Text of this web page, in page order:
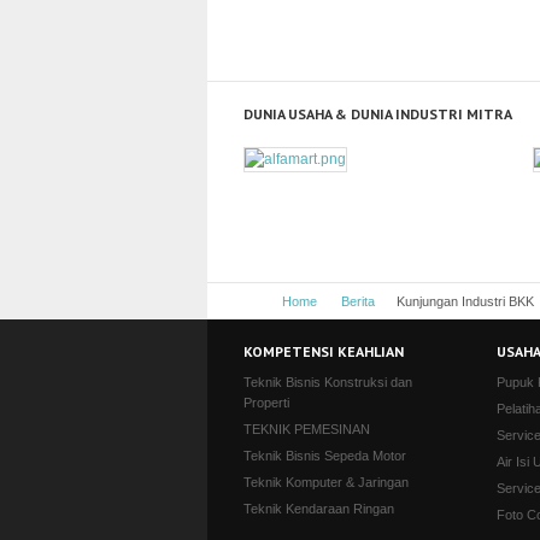
DUNIA USAHA & DUNIA INDUSTRI MITRA
Home Berita Kunjungan Industri BKK
KOMPETENSI KEAHLIAN
Teknik Bisnis Konstruksi dan
Properti
TEKNIK PEMESINAN
Teknik Bisnis Sepeda Motor
Teknik Komputer & Jaringan
Teknik Kendaraan Ringan
Pupuk
Air Isi
Foto